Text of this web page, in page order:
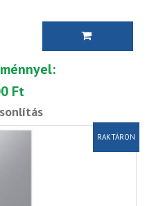
Ft
RAKTÁRON